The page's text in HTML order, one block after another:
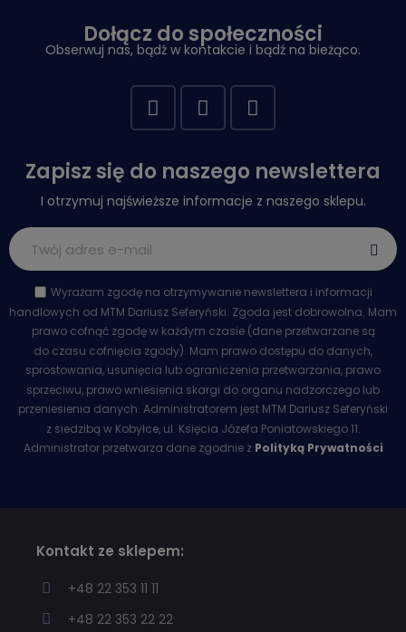
Dołącz do społeczności
Obserwuj nas, bądź w kontakcie i bądź na bieżąco.
Zapisz się do naszego newslettera
I otrzymuj najświeższe informacje z naszego sklepu.
Wyrażam zgodę na otrzymywanie newslettera i informacji
handlowych od MTM Dariusz Seferyński. Zgoda jest dobrowolna. Mam
prawo cofnąć zgodę w każdym czasie (dane przetwarzane są
do czasu cofnięcia zgody). Mam prawo dostępu do danych,
sprostowania, usunięcia lub ograniczenia przetwarzania, prawo
sprzeciwu, prawo wniesienia skargi do organu nadzorczego lub
przeniesienia danych. Administratorem jest MTM Dariusz Seferyński
z siedzibą w Kobyłce, ul. Księcia Józefa Poniatowskiego 11.
Administrator przetwarza dane zgodnie z Polityką Prywatności
Kontakt ze sklepem:
+48 22 353 11 11
+48 22 353 22 22